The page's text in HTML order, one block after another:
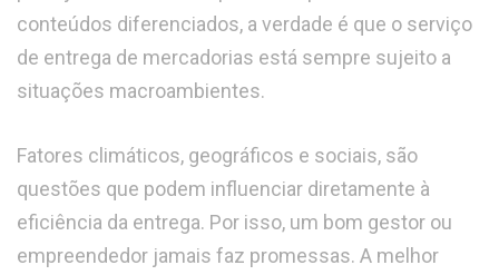
conteúdos diferenciados, a verdade é que o serviço
de entrega de mercadorias está sempre sujeito a
situações macroambientes.
Fatores climáticos, geográficos e sociais, são
questões que podem influenciar diretamente à
eficiência da entrega. Por isso, um bom gestor ou
empreendedor jamais faz promessas. A melhor